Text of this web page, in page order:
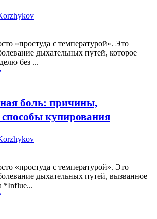
«простуда с температурой». Это
дыхательных путей, которое
без ...
боль: причины,
способы купирования
«простуда с температурой». Это
дыхательных путей, вызванное
*Influe...